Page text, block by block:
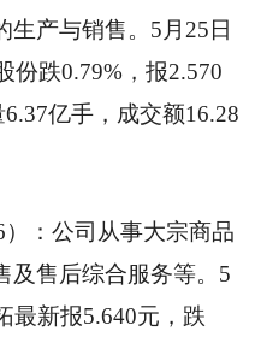
生产与销售。5月25日
份跌0.79%，报2.570
亿手，成交额16.28
：公司从事大宗商品
及售后综合服务等。5
最新报5.640元，跌